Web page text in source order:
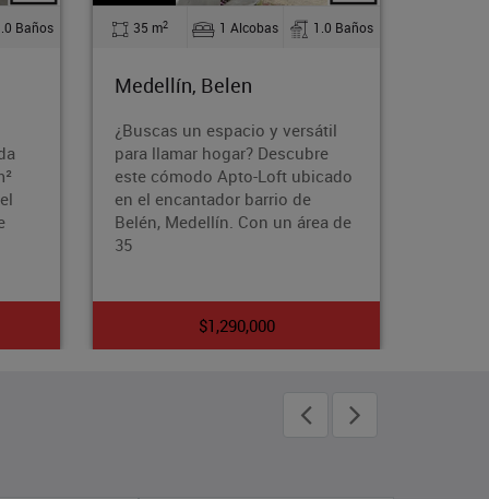
1.0 Baños
ubicado
área de
90 m2 3 Alcobas 2.0 Baños
Medellín, Almeria
¿Buscas un hogar que te brinde
comodidad, estilo y acceso a
una vida activa y saludable?
Entonces, este apartamento
amoblado en el exclusivo barrio
$6,000,000